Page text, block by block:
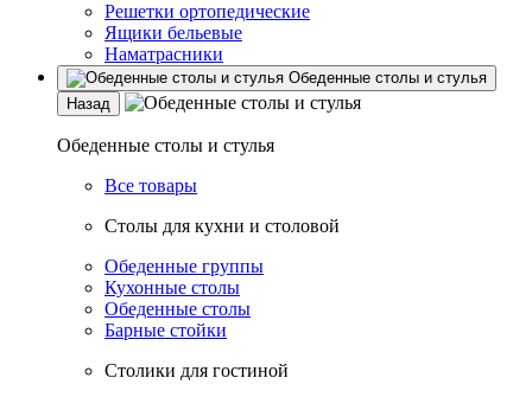
Решетки ортопедические
Ящики бельевые
Наматрасники
Обеденные столы и стулья
Назад
Обеденные столы и стулья
Все товары
Столы для кухни и столовой
Обеденные группы
Кухонные столы
Обеденные столы
Барные стойки
Столики для гостиной